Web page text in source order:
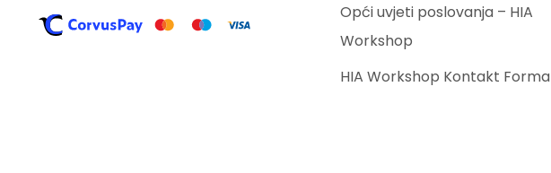
Opći uvjeti poslovanja – HIA
Workshop
HIA Workshop Kontakt Forma